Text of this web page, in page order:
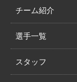
チーム紹介
選手一覧
スタッフ